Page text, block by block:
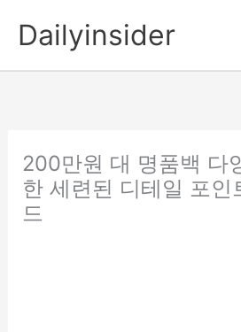
Dailyinsider
200만원 대 명품백 다
한 세련된 디테일 포인
드